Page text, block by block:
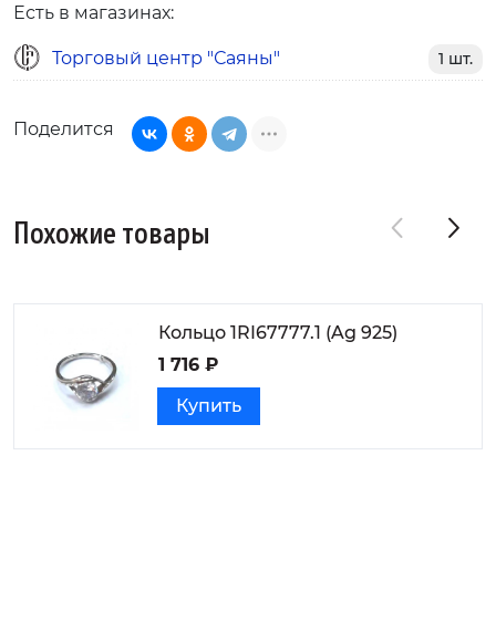
Есть в магазинах:
Торговый центр "Саяны" 1 шт.
Поделится
Похожие товары
Кольцо 1RI67777.1 (Ag 925)
1 716 ₽
Купить